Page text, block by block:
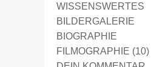
WISSENSWERTES
BILDERGALERIE
BIOGRAPHIE
FILMOGRAPHIE (10)